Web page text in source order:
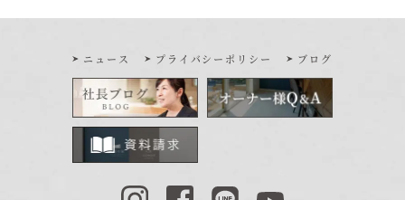
ニュース プライバシーポリシー ブログ